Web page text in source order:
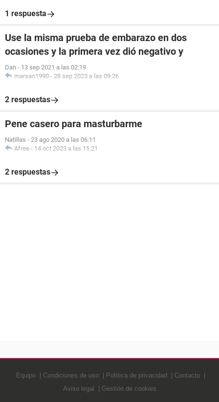
1 respuesta
Use la misma prueba de embarazo en dos
ocasiones y la primera vez dió negativo y
Dan - 13 sep 2021 a las 02:19
marsan1990 - 28 sep 2023 a las 09:26
2 respuestas
Pene casero para masturbarme
Natillas - 23 ago 2020 a las 06:11
Afree - 14 oct 2023 a las 15:21
2 respuestas
Equipo Condiciones de uso Política de privacidad
Contacto
Aviso legal
Gestión de cookies